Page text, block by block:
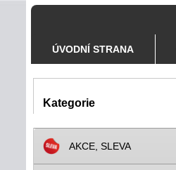
ÚVODNÍ STRANA
Kategorie
AKCE, SLEVA